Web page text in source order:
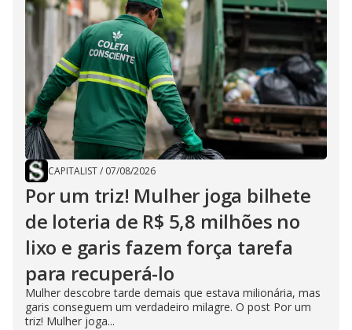
CAPITALIST/ 07/08/2026
Por um triz! Mulher joga bilhete
de loteria de R$ 5,8 milhões no
lixo e garis fazem força tarefa
para recuperá-lo
Mulher descobre tarde demais que estava milionária, mas
garis conseguem um verdadeiro milagre. O post Por um
triz! Mulher joga...